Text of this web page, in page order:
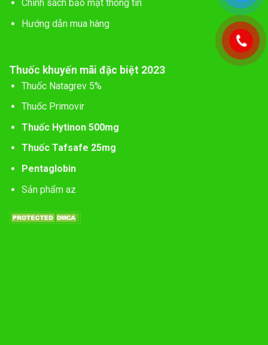
Chính sách bảo mật thông tin
Hướng dẫn mua hàng
Thuốc khuyến mãi đặc biệt 2023
Thuốc Natagrev 5%
Thuốc Primovir
Thuốc Hytinon 500mg
Thuốc Tafsafe 25mg
Pentaglobin
Sản phẩm az